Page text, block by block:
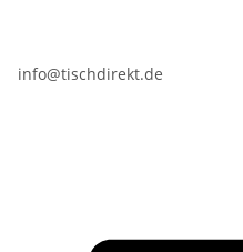
info@tischdirekt.de